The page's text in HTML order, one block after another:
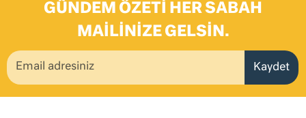
GÜNDEM ÖZETI HER SABAH
MAILINIZE GELSIN.
Kaydet